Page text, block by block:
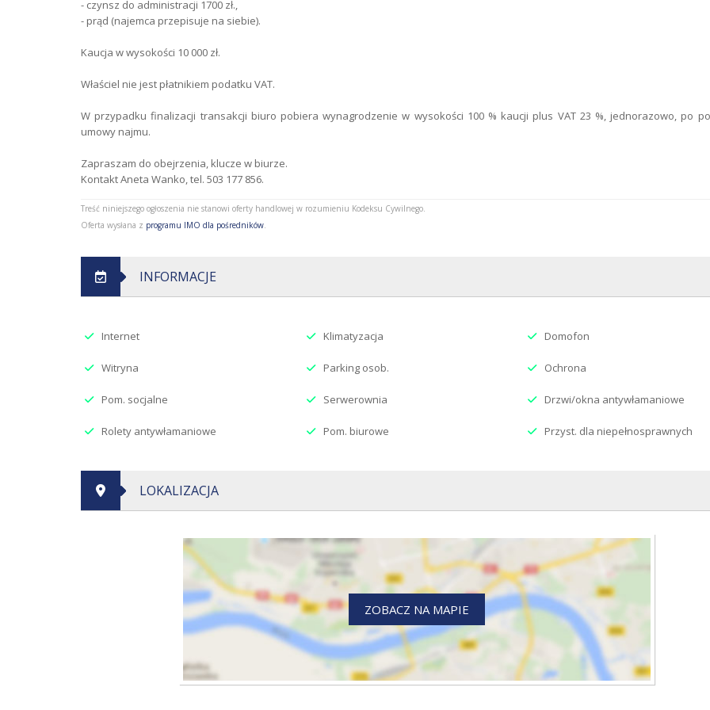
- czynsz do administracji 1700 zł.,
- prąd (najemca przepisuje na siebie).
Kaucja w wysokości 10 000 zł.
Właściel nie jest płatnikiem podatku VAT.
W przypadku finalizacji transakcji biuro pobiera wynagrodzenie w wysokości 100 % kaucji plus VAT 23 %, jednorazowo, po
umowy najmu.
Zapraszam do obejrzenia, klucze w biurze.
Kontakt Aneta Wanko, tel. 503 177 856.
Treść niniejszego ogłoszenia nie stanowi oferty handlowej w rozumieniu Kodeksu Cywilnego.
Oferta wysłana z programu IMO dla pośredników.
INFORMACJE
Internet Klimatyzacja Domofon
Witryna Parking osob. Ochrona
Pom. socjalne Serwerownia Drzwi/okna antywłamaniowe
Rolety antywłamaniowe Pom. biurowe Przyst. dla niepełnosprawnych
LOKALIZACJA
ZOBACZ NA MAPIE